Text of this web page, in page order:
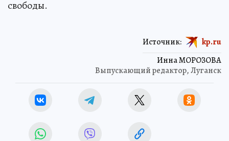
свободы.
Инна МОРОЗОВА
Выпускающий редактор, Луганск
Источник: kp.ru